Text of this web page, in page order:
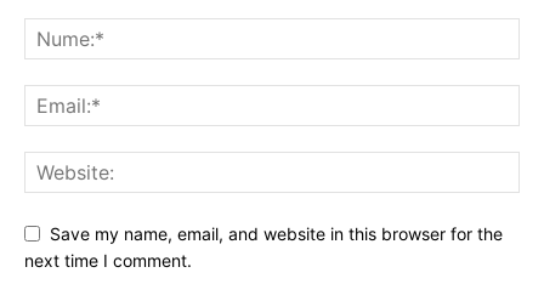
Save my name, email, and website in this browser for the
next time I comment.